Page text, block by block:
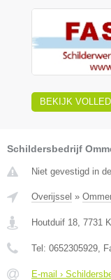
BEKIJK
Schildersbedrijf
Niet gevestigd in
Overijssel »
Houtduif 18 7731
Tel: 0652305929 ,
E-mail ›